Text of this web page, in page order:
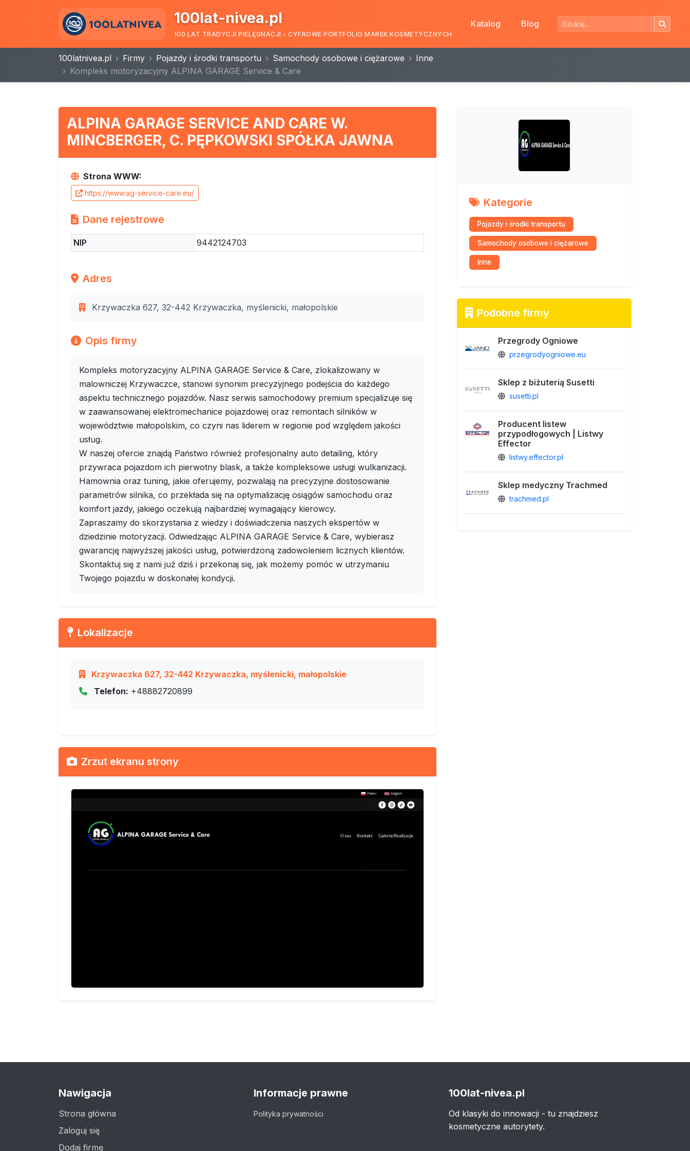
100lat-nivea.pl
100 LAT TRADYCJI PIELĘGNACJI - CYFROWE PORTFOLIO MAREK KOSMETYCZNYCH
Katalog Blog
100latnivea.pl Firmy Pojazdy i środki transportu Samochody osobowe i ciężarowe
Inne
Kompleks motoryzacyjny ALPINA GARAGE Service & Care
ALPINA GARAGE SERVICE AND CARE W.
MINCBERGER, C. PĘPKOWSKI SPÓŁKA JAWNA
Strona WWW:
https://www.ag-service-care.eu/
Dane rejestrowe
NIP 9442124703
Adres
Krzywaczka 627, 32-442 Krzywaczka, myślenicki, małopolskie
Opis firmy
Kompleks motoryzacyjny ALPINA GARAGE Service & Care, zlokalizowany w
malowniczej Krzywaczce, stanowi synonim precyzyjnego podejścia do każdego
aspektu technicznego pojazdów. Nasz serwis samochodowy premium specjalizuje się
w zaawansowanej elektromechanice pojazdowej oraz remontach silników w
województwie małopolskim, co czyni nas liderem w regionie pod względem jakości
usług.
W naszej ofercie znajdą Państwo również profesjonalny auto detailing, który
przywraca pojazdom ich pierwotny blask, a także kompleksowe usługi wulkanizacji.
Hamownia oraz tuning, jakie oferujemy, pozwalają na precyzyjne dostosowanie
parametrów silnika, co przekłada się na optymalizację osiągów samochodu oraz
komfort jazdy, jakiego oczekują najbardziej wymagający kierowcy.
Zapraszamy do skorzystania z wiedzy i doświadczenia naszych ekspertów w
dziedzinie motoryzacji. Odwiedzając ALPINA GARAGE Service & Care, wybierasz
gwarancję najwyższej jakości usług, potwierdzoną zadowoleniem licznych klientów.
Skontaktuj się z nami już dziś i przekonaj się, jak możemy pomóc w utrzymaniu
Twojego pojazdu w doskonałej kondycji.
Lokalizacje
Krzywaczka 627, 32-442 Krzywaczka, myślenicki, małopolskie
Telefon: +48882720899
Zrzut ekranu strony
Kategorie
Pojazdy i środki transportu
Samochody osobowe i ciężarowe
Inne
Podobne firmy
Przegrody Ogniowe
przegrodyogniowe.eu
Sklep z biżuterią Susetti
susetti.pl
Producent listew
przypodłogowych | Listwy
Effector
listwy.effector.pl
Sklep medyczny Trachmed
trachmed.pl
Nawigacja
Strona główna
Zaloguj się
Dodaj firmę
Informacje prawne
Polityka prywatności
100lat-nivea.pl
Od klasyki do innowacji - tu znajdziesz
kosmetyczne autorytety.